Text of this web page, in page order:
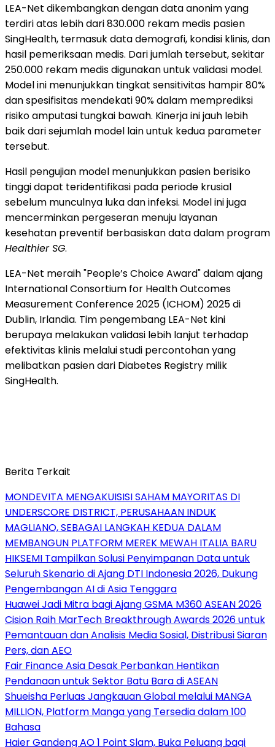
LEA-Net dikembangkan dengan data anonim yang
terdiri atas lebih dari 830.000 rekam medis pasien
SingHealth, termasuk data demografi, kondisi klinis, dan
hasil pemeriksaan medis. Dari jumlah tersebut, sekitar
250.000 rekam medis digunakan untuk validasi model.
Model ini menunjukkan tingkat sensitivitas hampir 80%
dan spesifisitas mendekati 90% dalam memprediksi
risiko amputasi tungkai bawah. Kinerja ini jauh lebih
baik dari sejumlah model lain untuk kedua parameter
tersebut.
Hasil pengujian model menunjukkan pasien berisiko
tinggi dapat teridentifikasi pada periode krusial
sebelum munculnya luka dan infeksi. Model ini juga
mencerminkan pergeseran menuju layanan
kesehatan preventif berbasiskan data dalam program
Healthier SG.
LEA-Net meraih "People’s Choice Award" dalam ajang
International Consortium for Health Outcomes
Measurement Conference 2025 (ICHOM) 2025 di
Dublin, Irlandia. Tim pengembang LEA-Net kini
berupaya melakukan validasi lebih lanjut terhadap
efektivitas klinis melalui studi percontohan yang
melibatkan pasien dari Diabetes Registry milik
SingHealth.
Berita Terkait
MONDEVITA MENGAKUISISI SAHAM MAYORITAS DI
UNDERSCORE DISTRICT, PERUSAHAAN INDUK
MAGLIANO, SEBAGAI LANGKAH KEDUA DALAM
MEMBANGUN PLATFORM MEREK MEWAH ITALIA BARU
HIKSEMI Tampilkan Solusi Penyimpanan Data untuk
Seluruh Skenario di Ajang DTI Indonesia 2026, Dukung
Pengembangan AI di Asia Tenggara
Huawei Jadi Mitra bagi Ajang GSMA M360 ASEAN 2026
Cision Raih MarTech Breakthrough Awards 2026 untuk
Pemantauan dan Analisis Media Sosial, Distribusi Siaran
Pers, dan AEO
Fair Finance Asia Desak Perbankan Hentikan
Pendanaan untuk Sektor Batu Bara di ASEAN
Shueisha Perluas Jangkauan Global melalui MANGA
MILLION, Platform Manga yang Tersedia dalam 100
Bahasa
Haier Gandeng AO 1 Point Slam, Buka Peluang bagi